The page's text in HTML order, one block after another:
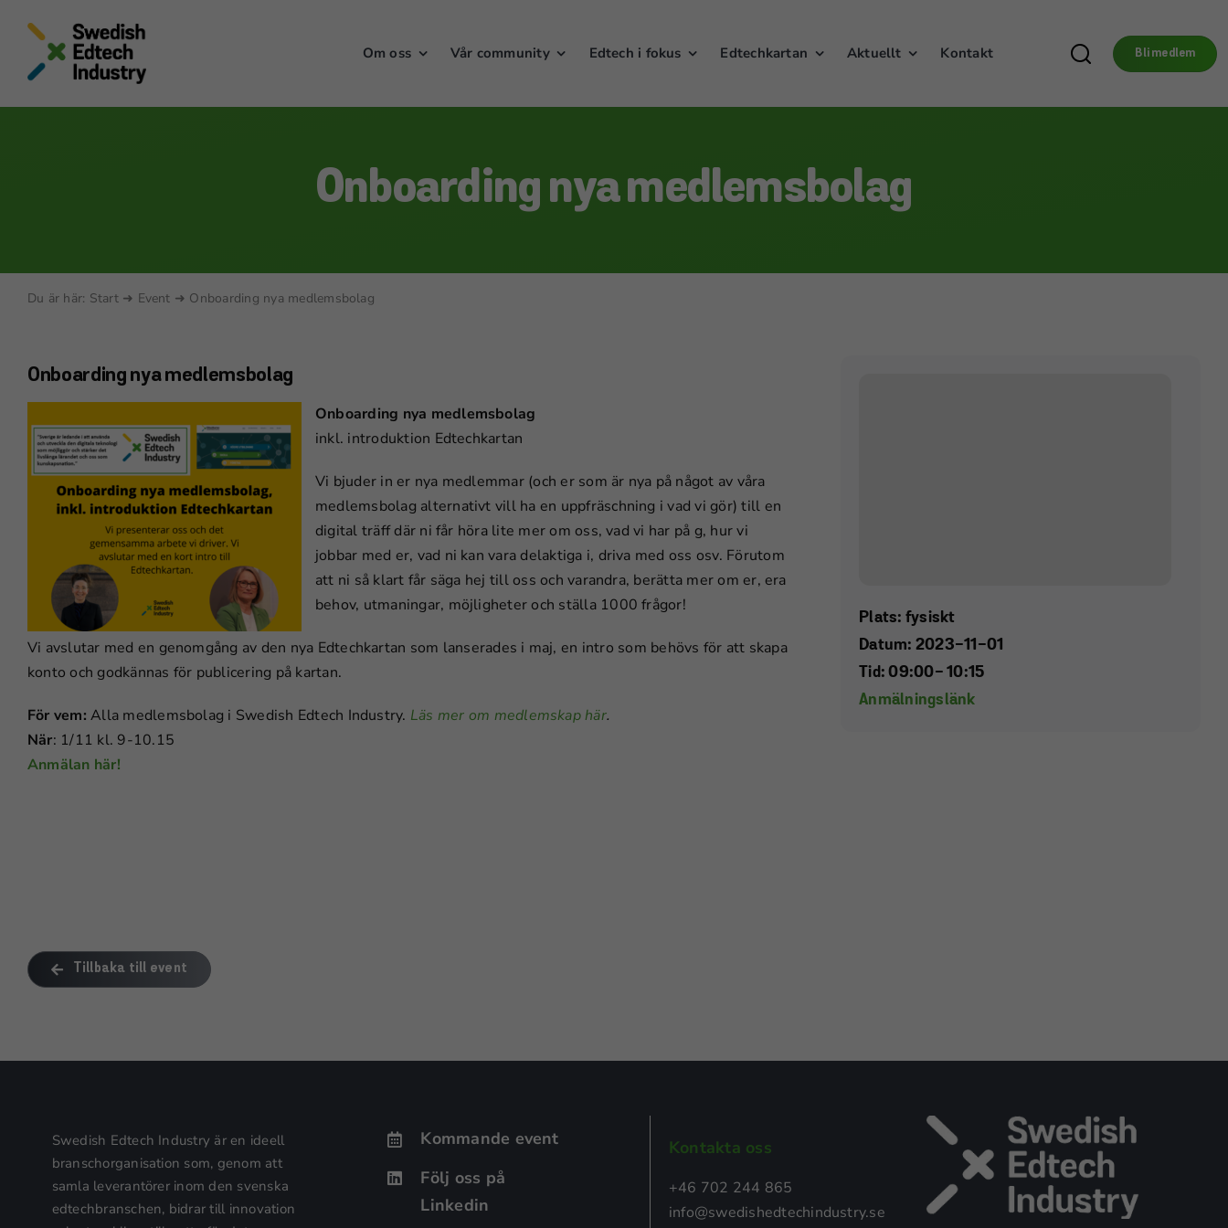
content
Om oss Vår community Edtech i fokus Edtechkartan Aktuellt Kontakt Bli medlem
Onboarding nya medlemsbolag
Du är här: Start➜ Event ➜ Onboarding nya medlemsbolag
Onboarding nya medlemsbolag
Onboarding nya medlemsbolag
inkl. introduktion Edtechkartan
Vi bjuder in er nya medlemmar (och er som är nya på något av våra
medlemsbolag alternativt vill ha en uppfräschning i vad vi gör) till en
digital träff där ni får höra lite mer om oss, vad vi har på g, hur vi
jobbar med er, vad ni kan vara delaktiga i, driva med oss osv. Förutom
att ni så klart får säga hej till oss och varandra, berätta mer om er, era
behov, utmaningar, möjligheter och ställa 1000 frågor!
Vi avslutar med en genomgång av den nya Edtechkartan som lanserades i maj, en intro som behövs för att skapa
konto och godkännas för publicering på kartan.
För vem: Alla medlemsbolag i Swedish Edtech Industry. Läs mer om medlemskap här.
När: 1/11 kl. 9-10.15
Anmälan här!
Plats: fysiskt
Datum: 2023-11-01
Tid: 09:00- 10:15
Anmälningslänk
Tillbaka till event
Swedish Edtech Industry är en ideell
branschorganisation som, genom att
samla leverantörer inom den svenska
edtechbranschen, bidrar till innovation
Kommande event
Följ oss på
Linkedin
Kontakta oss
+46 702 244 865
info@swedishedtechindustry.se